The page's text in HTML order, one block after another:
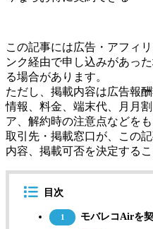
この記事には広告・アフィ
ンク経由で申し込みがあっ
る場合があります。
ただし、掲載内容は広告報
情報、料金、端末代、月月
ア、解約時の注意点などを
取引先・掲載窓口が、この
内容、掲載可否を決定するこ
目次
1 モバレコAirを